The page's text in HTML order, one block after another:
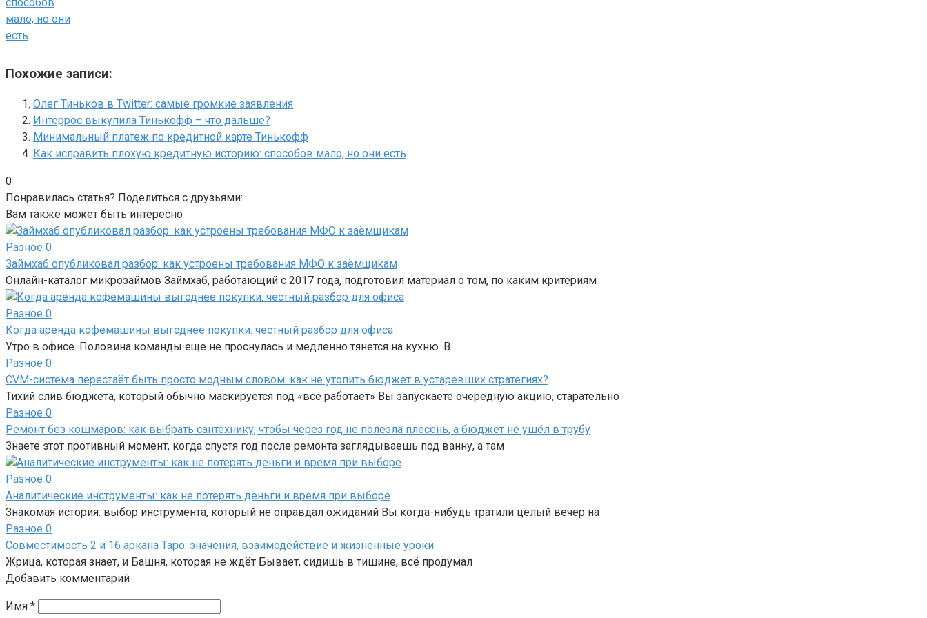
мало, но они
есть
Похожие записи:
Олег Тиньков в Twitter: самые громкие заявления
Интеррос выкупила Тинькофф – что дальше?
Минимальный платеж по кредитной карте Тинькофф
Как исправить плохую кредитную историю: способов мало, но они есть
0
Понравилась статья? Поделиться с друзьями:
Вам также может быть интересно
Разное 0
Займхаб опубликовал разбор: как устроены требования МФО к заёмщикам
Онлайн-каталог микрозаймов Займхаб, работающий с 2017 года, подготовил материал о том, по каким критериям
Разное 0
Когда аренда кофемашины выгоднее покупки: честный разбор для офиса
Утро в офисе. Половина команды еще не проснулась и медленно тянется на кухню. В
Разное 0
CVM-система перестаёт быть просто модным словом: как не утопить бюджет в устаревших стратегиях?
Тихий слив бюджета, который обычно маскируется под «всё работает» Вы запускаете очередную акцию, старательно
Разное 0
Ремонт без кошмаров: как выбрать сантехнику, чтобы через год не полезла плесень, а бюджет не ушёл в трубу
Знаете этот противный момент, когда спустя год после ремонта заглядываешь под ванну, а там
Разное 0
Аналитические инструменты: как не потерять деньги и время при выборе
Знакомая история: выбор инструмента, который не оправдал ожиданий Вы когда-нибудь тратили целый вечер на
Разное 0
Совместимость 2 и 16 аркана Таро: значения, взаимодействие и жизненные уроки
Жрица, которая знает, и Башня, которая не ждёт Бывает, сидишь в тишине, всё продумал
Добавить комментарий
Имя *